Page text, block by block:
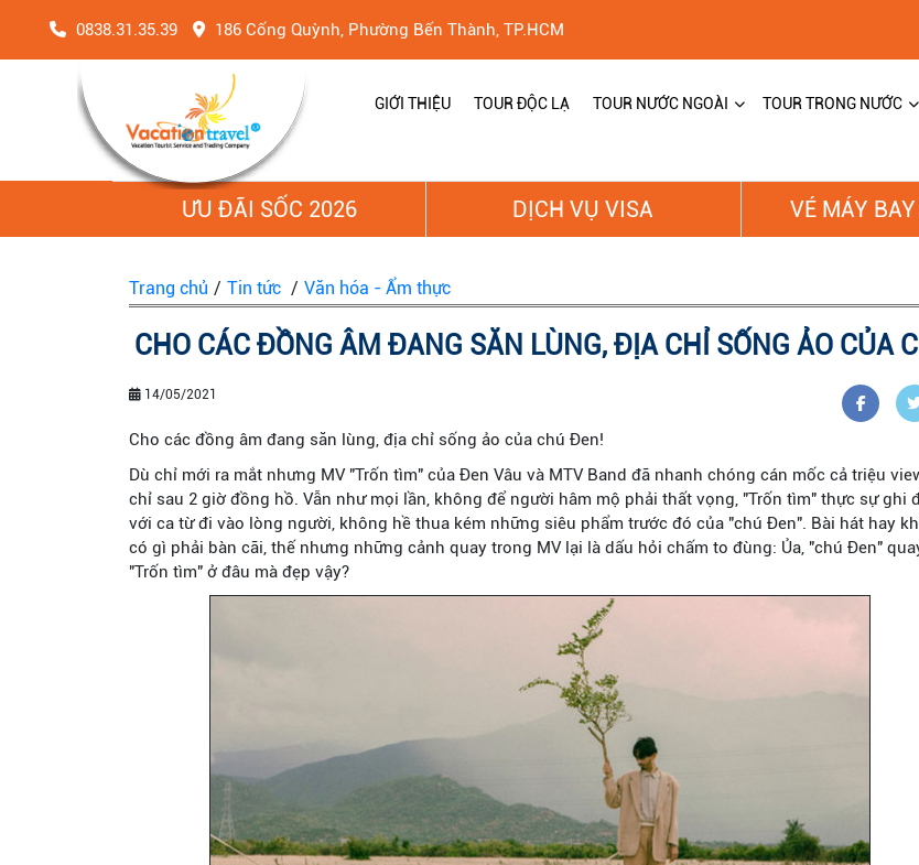
0838.31.35.39 186 Cống Quỳnh, Phường Bến Thành, TP.HCM
GIỚI THIỆU TOUR ĐỘC LẠ TOUR NƯỚC NGOÀI TOUR TRONG NƯỚC
ƯU ĐÃI SỐC 2026 DỊCH VỤ VISA VÉ MÁY
Trang chủ / Tin tức / Văn hóa - Ẩm thực
CHO CÁC ĐỒNG ÂM ĐANG SĂN LÙNG, ĐỊA CHỈ SỐNG ẢO CỦA
14/05/2021
Cho các đồng âm đang săn lùng, địa chỉ sống ảo của chú Đen!
Dù chỉ mới ra mắt nhưng MV "Trốn tìm" của Đen Vâu và MTV Band đã nhanh chóng cán mốc cả triệu
chỉ sau 2 giờ đồng hồ. Vẫn như mọi lần, không để người hâm mộ phải thất vọng, "Trốn tìm" thực sự ghi
với ca từ đi vào lòng người, không hề thua kém những siêu phẩm trước đó của "chú Đen". Bài hát hay
có gì phải bàn cãi, thế nhưng những cảnh quay trong MV lại là dấu hỏi chấm to đùng: Ủa, "chú Đen"
"Trốn tìm" ở đâu mà đẹp vậy?